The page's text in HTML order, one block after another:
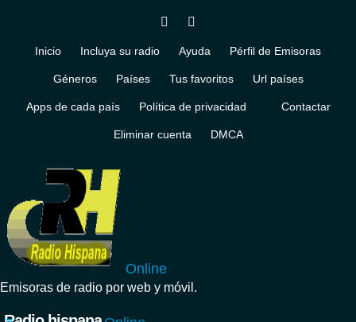
Inicio Incluya su radio Ayuda Pérfil de Emisoras
Géneros Países Tus favoritos Url países
Apps de cada país Política de privacidad Contactar
Eliminar cuenta DMCA
Online
Emisoras de radio por web y móvil.